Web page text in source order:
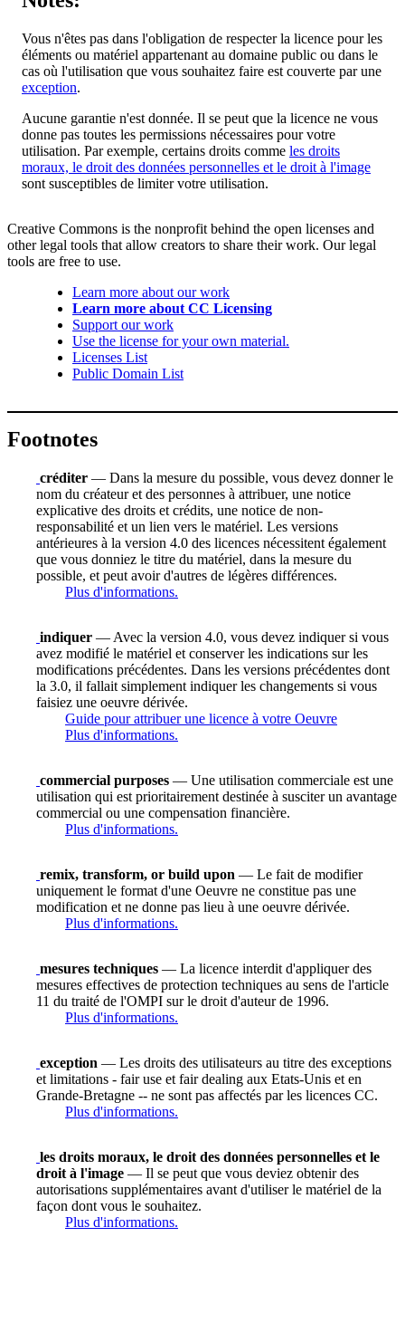
Vous n'êtes pas dans l'obligation de respecter la licence pour les
éléments ou matériel appartenant au domaine public ou dans le
cas où l'utilisation que vous souhaitez faire est couverte par une
exception.
Aucune garantie n'est donnée. Il se peut que la licence ne vous
donne pas toutes les permissions nécessaires pour votre
utilisation. Par exemple, certains droits comme les droits
moraux, le droit des données personnelles et le droit à l'image
sont susceptibles de limiter votre utilisation.
Creative Commons is the nonprofit behind the open licenses and
other legal tools that allow creators to share their work. Our legal
tools are free to use.
Learn more about our work
Learn more about CC Licensing
Support our work
Use the license for your own material.
Licenses List
Public Domain List
Footnotes
créditer — Dans la mesure du possible, vous devez donner le
nom du créateur et des personnes à attribuer, une notice
explicative des droits et crédits, une notice de non-
responsabilité et un lien vers le matériel. Les versions
antérieures à la version 4.0 des licences nécessitent également
que vous donniez le titre du matériel, dans la mesure du
possible, et peut avoir d'autres de légères différences.
Plus d'informations.
indiquer — Avec la version 4.0, vous devez indiquer si vous
avez modifié le matériel et conserver les indications sur les
modifications précédentes. Dans les versions précédentes dont
la 3.0, il fallait simplement indiquer les changements si vous
faisiez une oeuvre dérivée.
Guide pour attribuer une licence à votre Oeuvre
Plus d'informations.
commercial purposes — Une utilisation commerciale est une
utilisation qui est prioritairement destinée à susciter un avantage
commercial ou une compensation financière.
Plus d'informations.
remix, transform, or build upon — Le fait de modifier
uniquement le format d'une Oeuvre ne constitue pas une
modification et ne donne pas lieu à une oeuvre dérivée.
Plus d'informations.
mesures techniques — La licence interdit d'appliquer des
mesures effectives de protection techniques au sens de l'article
11 du traité de l'OMPI sur le droit d'auteur de 1996.
Plus d'informations.
exception — Les droits des utilisateurs au titre des exceptions
et limitations - fair use et fair dealing aux Etats-Unis et en
Grande-Bretagne -- ne sont pas affectés par les licences CC.
Plus d'informations.
les droits moraux, le droit des données personnelles et le
droit à l'image — Il se peut que vous deviez obtenir des
autorisations supplémentaires avant d'utiliser le matériel de la
façon dont vous le souhaitez.
Plus d'informations.